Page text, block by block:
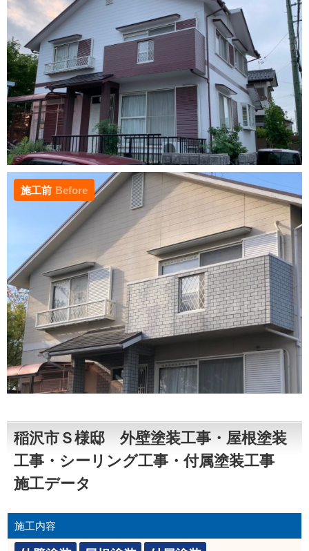
施工前 Before
稲沢市Ｓ様邸 外壁塗装工事・屋根塗装
工事・シーリング工事・付属塗装工事
施工データ
施工内容